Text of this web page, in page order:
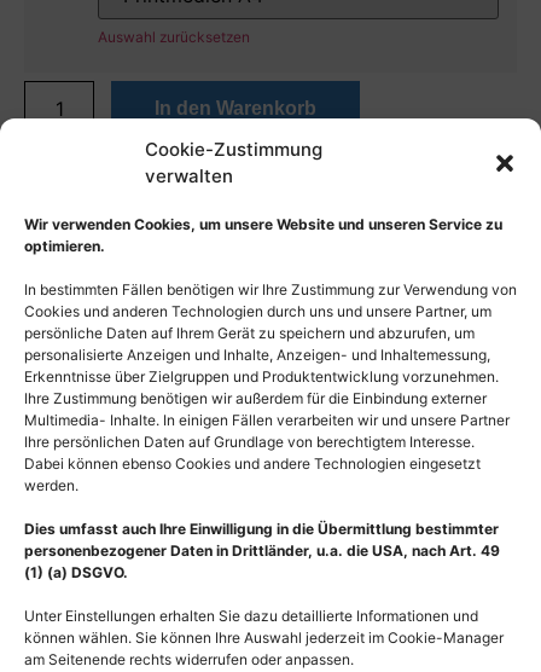
Cookie-Zustimmung
verwalten
Wir verwenden Cookies, um unsere Website und unseren Service zu
optimieren.
In bestimmten Fällen benötigen wir Ihre Zustimmung zur Verwendung von
Cookies und anderen Technologien durch uns und unsere Partner, um
persönliche Daten auf Ihrem Gerät zu speichern und abzurufen, um
personalisierte Anzeigen und Inhalte, Anzeigen- und Inhaltemessung,
Erkenntnisse über Zielgruppen und Produktentwicklung vorzunehmen.
Ihre Zustimmung benötigen wir außerdem für die Einbindung externer
Multimedia- Inhalte. In einigen Fällen verarbeiten wir und unsere Partner
Ihre persönlichen Daten auf Grundlage von berechtigtem Interesse.
Dabei können ebenso Cookies und andere Technologien eingesetzt
werden.
Dies umfasst auch Ihre Einwilligung in die Übermittlung bestimmter
personenbezogener Daten in Drittländer, u.a. die USA, nach Art. 49
(1) (a) DSGVO.
Unter Einstellungen erhalten Sie dazu detaillierte Informationen und
können wählen. Sie können Ihre Auswahl jederzeit im Cookie-Manager
am Seitenende rechts widerrufen oder anpassen.
Auswahl zurücksetzen
In den Warenkorb